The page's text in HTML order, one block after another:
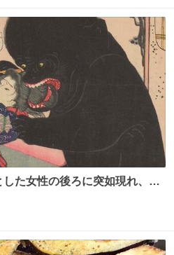
た女性の後ろに突如現れ、髪
は、「髪切」という真っ黒な
るとちょっと怖い、正体不明
にて8/23まで展示していま